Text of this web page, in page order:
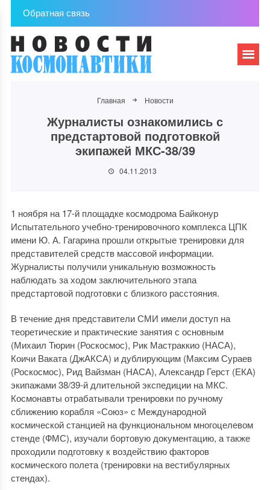
Обратная связь
Главная Новости
Журналисты ознакомились с
предстартовой подготовкой
экипажей МКС-38/39
04.11.2013
1 ноября на 17-й площадке космодрома Байконур
Испытательного учебно-тренировочного комплекса ЦПК
имени Ю. А. Гагарина прошли открытые тренировки для
представителей средств массовой информации.
Журналисты получили уникальную возможность
наблюдать за ходом заключительного этапа
предстартовой подготовки с близкого расстояния.
В течение дня представители СМИ имели доступ на
теоретические и практические занятия с основным
(Михаил Тюрин (Роскосмос), Рик Мастраккио (НАСА),
Коичи Ваката (ДжАКСА) и дублирующим (Максим Сураев
(Роскосмос), Рид Вайзман (НАСА), Александр Герст (ЕКА)
экипажами 38/39-й длительной экспедиции на МКС.
Космонавты отрабатывали тренировки по ручному
сближению корабля «Союз» с Международной
космической станцией на функциональном многоцелевом
стенде (ФМС), изучали бортовую документацию, а также
проходили подготовку к воздействию факторов
космического полета (тренировки на вестибулярных
стендах).